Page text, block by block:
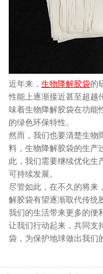
近年来， 生物降解胶袋的
性能上逐渐接近甚至超越
味着生物降解胶袋在功能
的绿色环保特性。
然而，我们也要清楚生物
料，生物降解胶袋的生产
此，我们需要继续优化生
可持续发展。
尽管如此，在不久的将来
解胶袋有望逐渐取代传统
我们的生活带来更多的便
让我们行动起来，共同支
袋，为保护地球做出我们